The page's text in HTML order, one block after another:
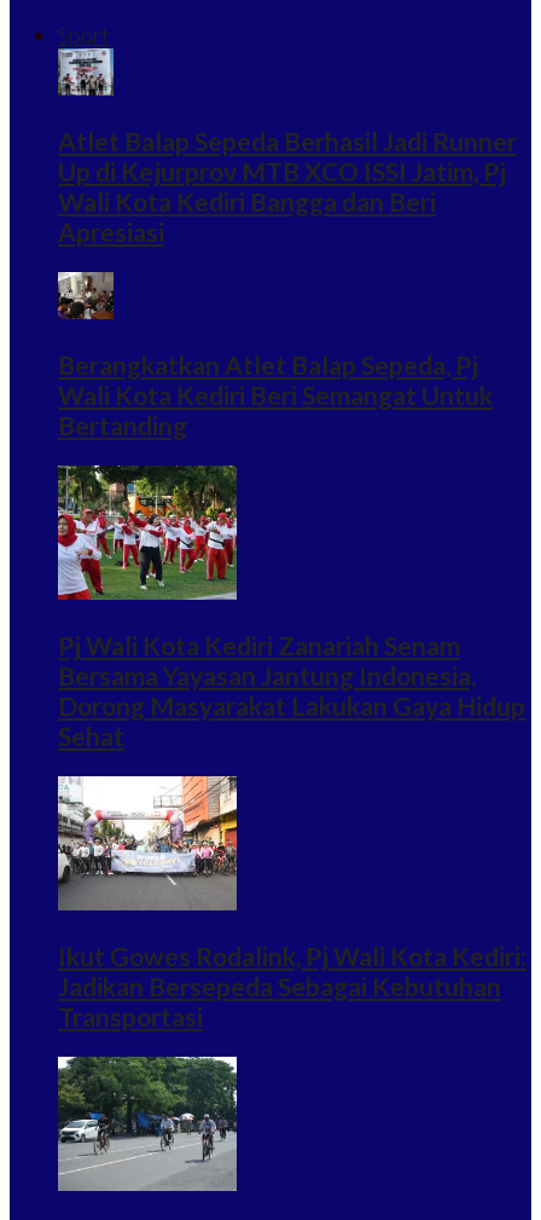
Sport
Atlet Balap Sepeda Berhasil Jadi Runner
Up di Kejurprov MTB XCO ISSI Jatim, Pj
Wali Kota Kediri Bangga dan Beri
Apresiasi
Berangkatkan Atlet Balap Sepeda, Pj
Wali Kota Kediri Beri Semangat Untuk
Bertanding
Pj Wali Kota Kediri Zanariah Senam
Bersama Yayasan Jantung Indonesia,
Dorong Masyarakat Lakukan Gaya Hidup
Sehat
Ikut Gowes Rodalink, Pj Wali Kota Kediri:
Jadikan Bersepeda Sebagai Kebutuhan
Transportasi